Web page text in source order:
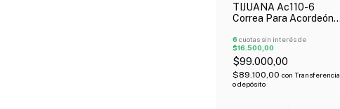
TIJUANA Ac110-6
Correa Para Acordeón
Blanco
6 cuotas sin interés de
$16.500,00
$99.000,00
$89.100,00 con Transferencia
o depósito